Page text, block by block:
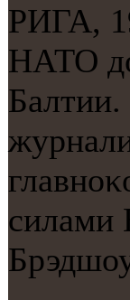
РИГА,
НАТО
Балтии.
силами